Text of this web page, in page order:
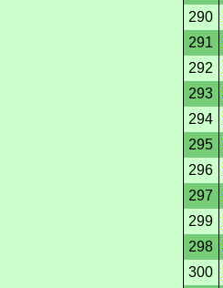
290
291
292
293
294
295
296
297
299
298
300